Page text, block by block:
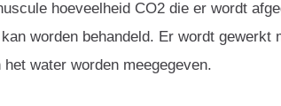
hoeveelheid CO2 die er wordt
worden behandeld. Er wordt gewerkt
water worden meegegeven.